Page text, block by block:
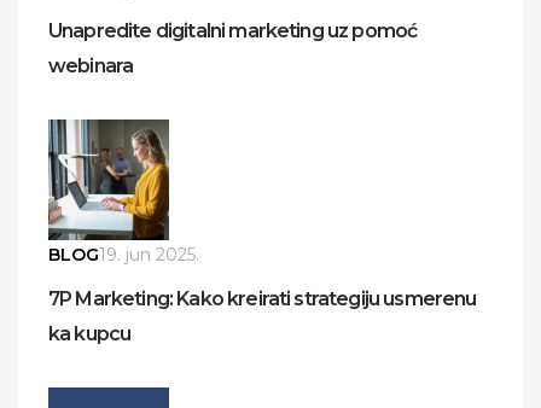
Unapredite digitalni marketing uz pomoć
webinara
BLOG19. jun 2025.
7P Marketing: Kako kreirati strategiju usmerenu
ka kupcu